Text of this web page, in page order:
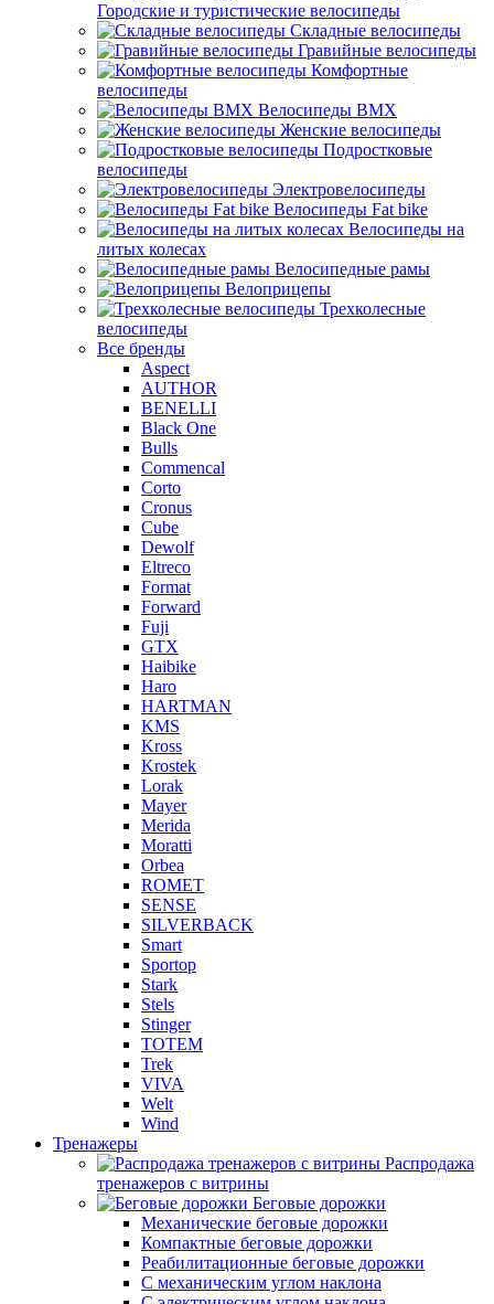
Городские и туристические велосипеды
Складные велосипеды
Гравийные велосипеды
Комфортные
велосипеды
Велосипеды BMX
Женские велосипеды
Подростковые
велосипеды
Электровелосипеды
Велосипеды Fat bike
Велосипеды на
литых колесах
Велосипедные рамы
Велоприцепы
Трехколесные
велосипеды
Все бренды
Aspect
AUTHOR
BENELLI
Black One
Bulls
Commencal
Corto
Cronus
Cube
Dewolf
Eltreco
Format
Forward
Fuji
GTX
Haibike
Haro
HARTMAN
KMS
Kross
Krostek
Lorak
Mayer
Merida
Moratti
Orbea
ROMET
SENSE
SILVERBACK
Smart
Sportop
Stark
Stels
Stinger
TOTEM
Trek
VIVA
Welt
Wind
Тренажеры
Распродажа
тренажеров с витрины
Беговые дорожки
Механические беговые дорожки
Компактные беговые дорожки
Реабилитационные беговые дорожки
С механическим углом наклона